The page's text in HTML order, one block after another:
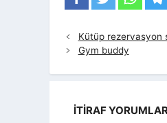
Kütüp rezervasyon
Gym buddy
İTIRAF